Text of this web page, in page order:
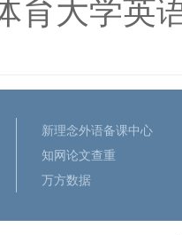
育大学英
新理念外语备课中心
知网论文查重
万方数据